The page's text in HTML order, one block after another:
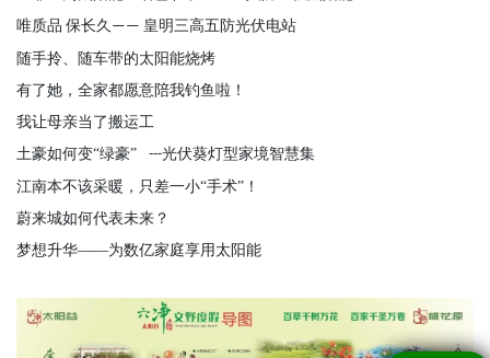
唯质品 保长久 —— 皇明三高五防光伏电站
随手拎、随车带的太阳能烧烤
有了她，全家都愿意陪我钓鱼啦！
我让母亲当了搬运工
土豪如何变“绿豪” ---光伏葵灯型家境智慧集
江南本不该采暖，只差一小“手术”！
蔚来城如何代表未来？
梦想升华——为数亿家庭享用太阳能